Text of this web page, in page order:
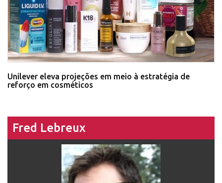
Unilever eleva projeções em meio à estratégia de
reforço em cosméticos
Fred Lebreux